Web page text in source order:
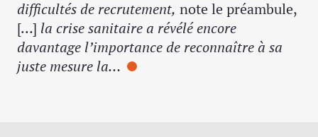
difficultés de recrutement, note le préambule,
[…] la crise sanitaire a révélé encore
davantage l’importance de reconnaître à sa
juste mesure la…